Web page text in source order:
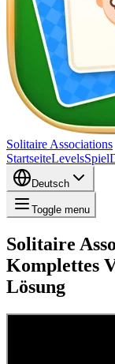
Solitaire Associations
StartseiteLevelsSpiel
Deutsch
Toggle menu
Solitaire
Komplettes
Lösung